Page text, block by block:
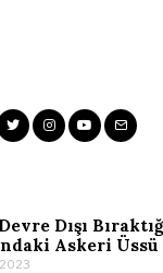
Dışı
Askeri